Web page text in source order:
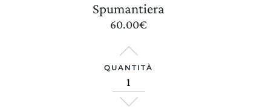
Spumantiera
60.00€
QUANTITÀ